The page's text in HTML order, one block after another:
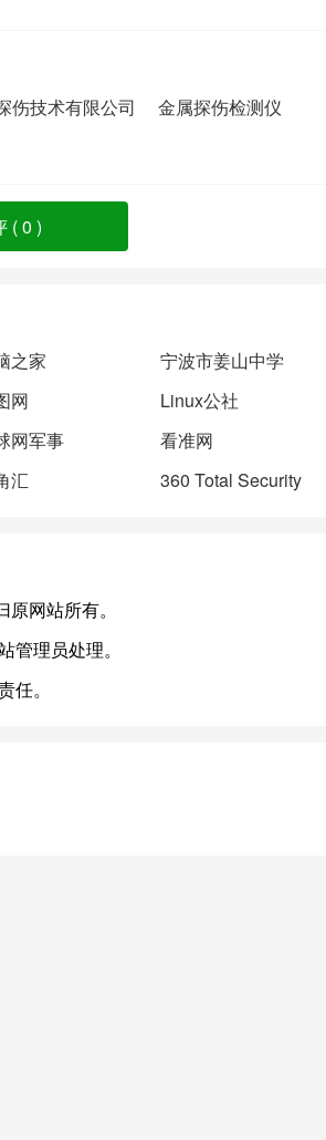
伤技术有限公司
金属探伤检测仪
(0 )
之家
宁波市姜山中学
网
Linux公社
网军事
看准网
汇 360 Total Security
网站所有。
理员处理。
。